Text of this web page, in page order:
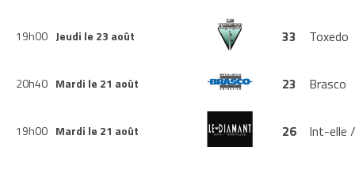
19h00 Jeudi le 23 août 33 Toxedo
20h40 Mardi le 21 août 23 Brasco
19h00 Mardi le 21 août 26 Int-elle